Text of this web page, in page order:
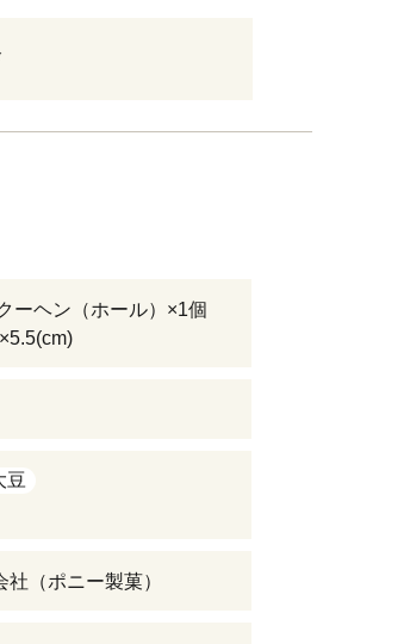
ーヘン（ホール）×1個
豆
（ポニー製菓）